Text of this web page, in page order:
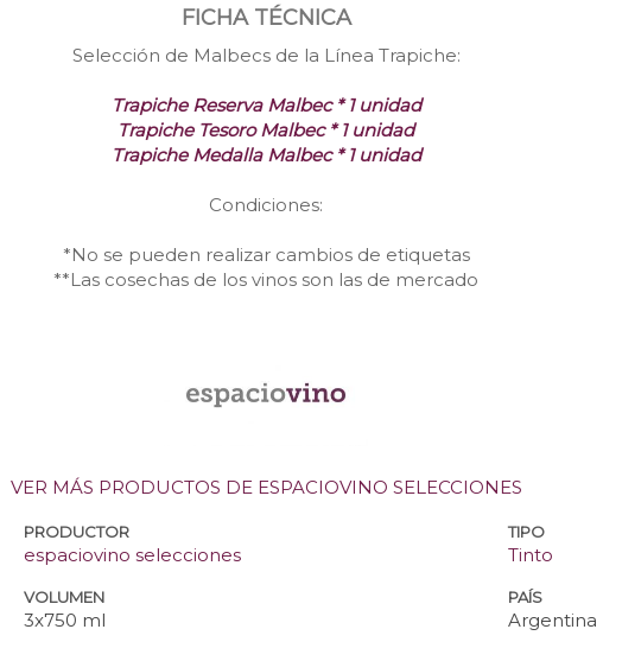
FICHA TÉCNICA
Selección de Malbecs de la Línea Trapiche:
Trapiche Reserva Malbec * 1 unidad
Trapiche Tesoro Malbec * 1 unidad
Trapiche Medalla Malbec * 1 unidad
Condiciones:
*No se pueden realizar cambios de etiquetas
**Las cosechas de los vinos son las de mercado
VER MÁS PRODUCTOS DE ESPACIOVINO SELECCIONES
PRODUCTOR
espaciovino selecciones
TIPO
Tinto
VOLUMEN
3x750 ml
PAÍS
Argentina